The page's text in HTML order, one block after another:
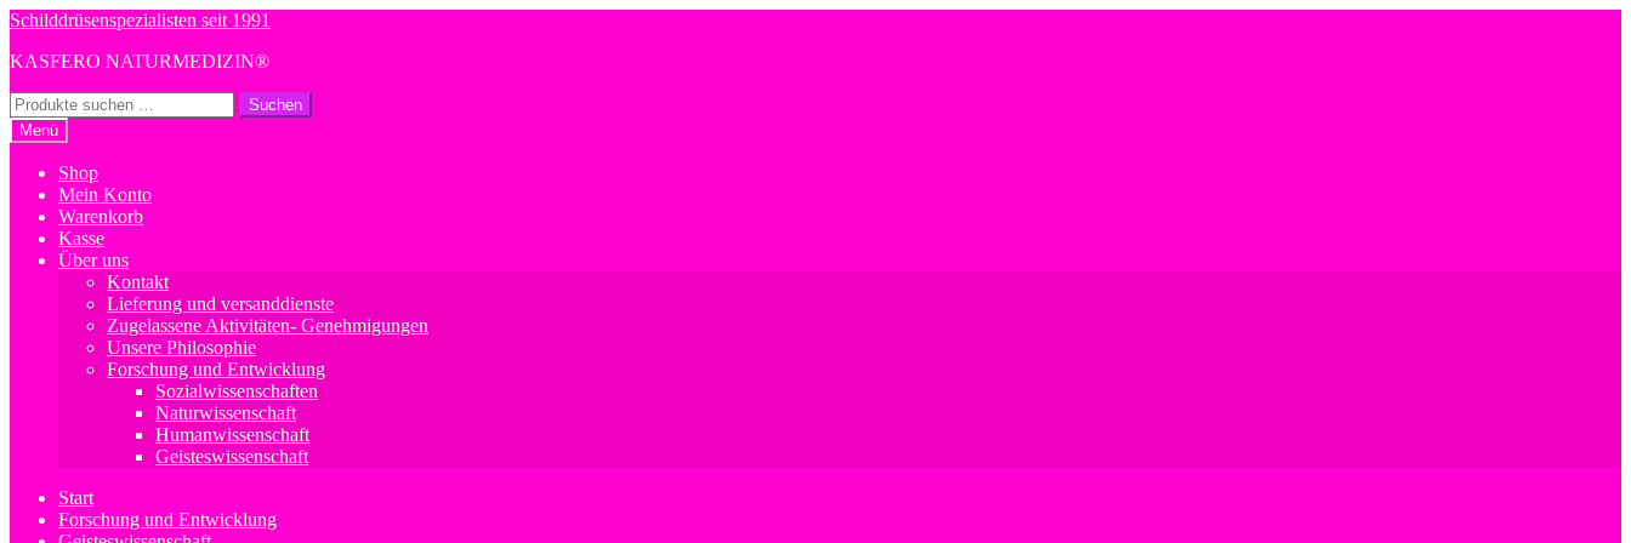
Zur
springen
Zum
springen
Schilddrüsenspezialisten seit 1991
KASFERO NATURMEDIZIN®
Suchen
nach:
Suchen
Menü
Shop
Mein Konto
Warenkorb
Kasse
Über uns
Kontakt
Lieferung und versanddienste
Zugelassene Aktivitäten- Genehmigungen
Unsere Philosophie
Forschung und Entwicklung
Sozialwissenschaften
Naturwissenschaft
Humanwissenschaft
Geisteswissenschaft
Start
Forschung und Entwicklung